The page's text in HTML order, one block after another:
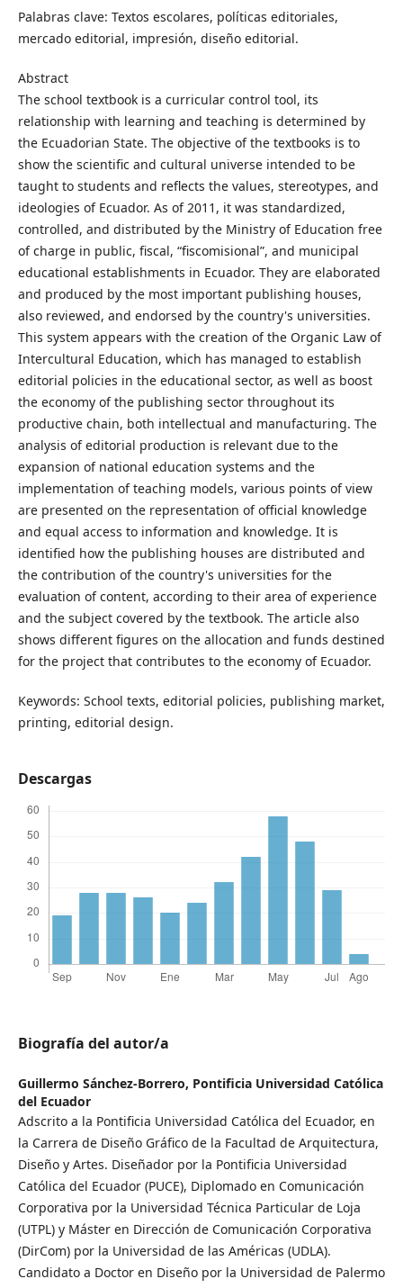
Palabras clave: Textos escolares, políticas editoriales,
mercado editorial, impresión, diseño editorial.
Abstract
The school textbook is a curricular control tool, its
relationship with learning and teaching is determined by
the Ecuadorian State. The objective of the textbooks is to
show the scientific and cultural universe intended to be
taught to students and reflects the values, stereotypes, and
ideologies of Ecuador. As of 2011, it was standardized,
controlled, and distributed by the Ministry of Education free
of charge in public, fiscal, “fiscomisional”, and municipal
educational establishments in Ecuador. They are elaborated
and produced by the most important publishing houses,
also reviewed, and endorsed by the country's universities.
This system appears with the creation of the Organic Law of
Intercultural Education, which has managed to establish
editorial policies in the educational sector, as well as boost
the economy of the publishing sector throughout its
productive chain, both intellectual and manufacturing. The
analysis of editorial production is relevant due to the
expansion of national education systems and the
implementation of teaching models, various points of view
are presented on the representation of official knowledge
and equal access to information and knowledge. It is
identified how the publishing houses are distributed and
the contribution of the country's universities for the
evaluation of content, according to their area of experience
and the subject covered by the textbook. The article also
shows different figures on the allocation and funds destined
for the project that contributes to the economy of Ecuador.
Keywords: School texts, editorial policies, publishing market,
printing, editorial design.
Descargas
Biografía del autor/a
Guillermo Sánchez-Borrero, Pontificia Universidad Católica
del Ecuador
Adscrito a la Pontificia Universidad Católica del Ecuador, en
la Carrera de Diseño Gráfico de la Facultad de Arquitectura,
Diseño y Artes. Diseñador por la Pontificia Universidad
Católica del Ecuador (PUCE), Diplomado en Comunicación
Corporativa por la Universidad Técnica Particular de Loja
(UTPL) y Máster en Dirección de Comunicación Corporativa
(DirCom) por la Universidad de las Américas (UDLA).
Candidato a Doctor en Diseño por la Universidad de Palermo